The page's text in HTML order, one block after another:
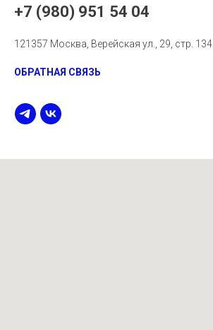
+7 (980) 951 54 04
121357 Москва, Верейская ул., 29, стр. 134
ОБРАТНАЯ СВЯЗЬ